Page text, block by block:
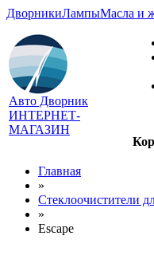
ДворникиЛампыМасла и
Авто Дворник
ИНТЕРНЕТ-
МАГАЗИН
Главная
»
Стеклоочистители
»
Escape